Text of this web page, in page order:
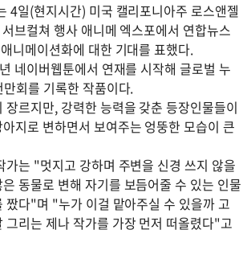
4일(현지시간) 미국 캘리포니아주 로스앤젤
브컬쳐 행사 애니메 엑스포에서 연합뉴스
니메이션화에 대한 기대를 표했다.
네이버웹툰에서 연재를 시작해 글로벌 누
회를 기록한 작품이다.
장르지만, 강력한 능력을 갖춘 등장인물들이
지로 변하면서 보여주는 엉뚱한 모습이 큰
가는 "멋지고 강하며 주변을 신경 쓰지 않을
동물로 변해 자기를 보듬어줄 수 있는 인물
짰다"며 "누가 이걸 맡아주실 수 있을까 고
그리는 제나 작가를 가장 먼저 떠올렸다"고